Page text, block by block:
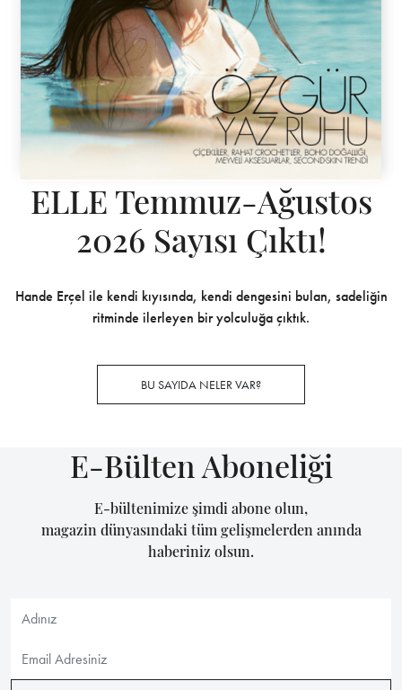
ELLE Temmuz-Ağustos
2026 Sayısı Çıktı!
Hande Erçel ile kendi kıyısında, kendi dengesini bulan, sadeliğin
ritminde ilerleyen bir yolculuğa çıktık.
BU SAYIDA NELER VAR?
E-Bülten Aboneliği
E-bültenimize şimdi abone olun,
magazin dünyasındaki tüm gelişmelerden anında
haberiniz olsun.